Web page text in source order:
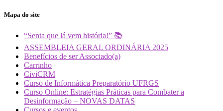
Mapa do site
“Senta que lá vem história!” 📚
ASSEMBLEIA GERAL ORDINÁRIA 2025
Benefícios de ser Associado(a)
Carrinho
CiviCRM
Curso de Informática Preparatório UFRGS
Curso Online: Estratégias Práticas para Combater a
Desinformação – NOVAS DATAS